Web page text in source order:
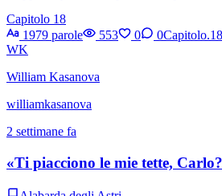
Capitolo 18
1979 parole
553 0 0Capitolo.18
WK
William Kasanova
williamkasanova
2 settimane fa
«Ti piacciono le mie tette,